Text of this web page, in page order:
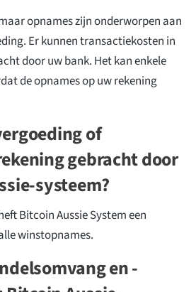
opnames zijn onderworpen aan
Er kunnen transactiekosten in
door uw bank. Het kan enkele
de opnames op uw rekening
of
gebracht door
systeem?
Bitcoin Aussie System een
winstopnames.
en -